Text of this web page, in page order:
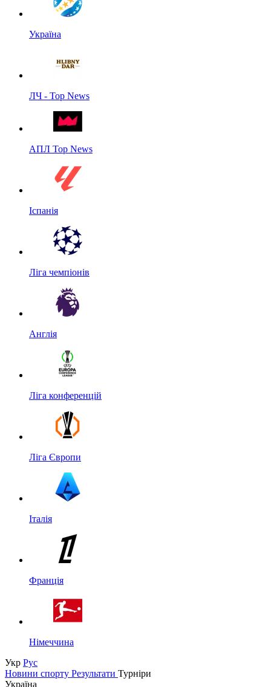
Україна
ЛЧ - Top News
АПЛ Top News
Іспанія
Ліга чемпіонів
Англія
Ліга конференцій
Ліга Європи
Італія
Франція
Німеччина
Укр Рус
Новини спорту Результати Турніри
Україна